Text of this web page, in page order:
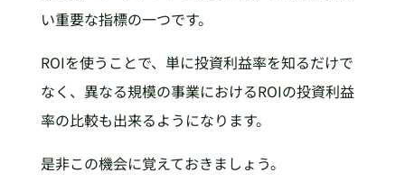
い重要な指標の一つです。
ROIを使うことで、単に投資利益率を知るだけで
なく、異なる規模の事業におけるROIの投資利益
率の比較も出来るようになります。
是非この機会に覚えておきましょう。